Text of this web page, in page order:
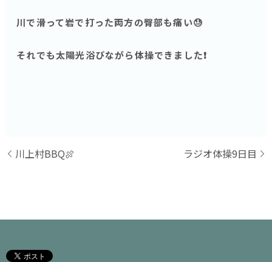
川で滑って岩で打った両方の臀部も痛い😓
それでも太陽光浴びながら体操できました❗️
川上村BBQ🍖 ラジオ体操9日目